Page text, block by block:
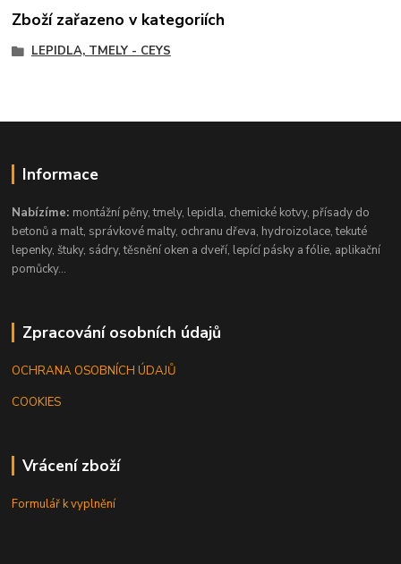
Zboží zařazeno v kategoriích
LEPIDLA, TMELY - CEYS
Informace
Nabízíme: montážní pěny, tmely, lepidla, chemické kotvy, přísady do
betonů a malt, správkové malty, ochranu dřeva, hydroizolace, tekuté
lepenky, štuky, sádry, těsnění oken a dveří, lepící pásky a fólie, aplikační
pomůcky...
Zpracování osobních údajů
OCHRANA OSOBNÍCH ÚDAJŮ
COOKIES
Vrácení zboží
Formulář k vyplnění